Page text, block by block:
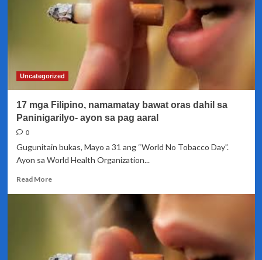
ang
paninigarilyo,
Uncategorized
17 mga Filipino, namamatay bawat oras dahil sa
Paninigarilyo- ayon sa pag aaral
0
Gugunitain bukas, Mayo a 31 ang “World No Tobacco Day”.
Ayon sa World Health Organization...
Read MoreRead
bawat